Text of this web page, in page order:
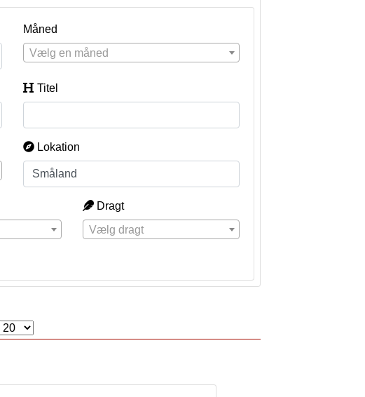
Måned
Vælg en måned
Titel
Lokation
Dragt
Vælg dragt